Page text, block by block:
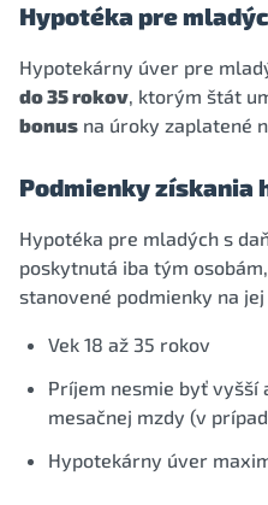
Hypotéka pre
Hypotekárny úver pre
do 35 rokov, ktorým štát
bonus na úroky zaplatené
Podmienky získania
Hypotéka pre mladých s
poskytnutá iba tým
stanovené podmienky na jej
Vek 18 až 35 rokov
Príjem nesmie byť vyšší
mesačnej mzdy (v
Hypotekárny úver